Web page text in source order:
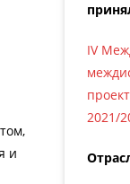
и
IV
2021/